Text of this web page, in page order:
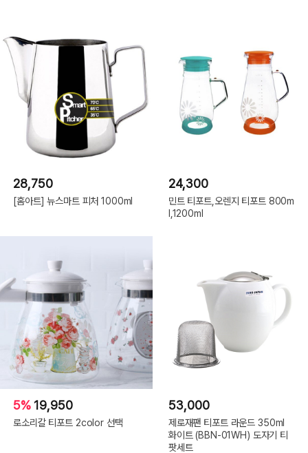
28,750
[홈아트] 뉴스마트 피처 1000ml
24,300
민트 티포트,오렌지 티포트 800m
l,1200ml
5% 19,950
로소리갈 티포트 2color 선택
53,000
제로재팬 티포트 라운드 350ml
화이트 (BBN-01WH) 도자기 티
팟세트